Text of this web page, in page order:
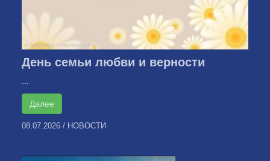
День семьи любви и верности
...
Далее
08.07.2026 / НОВОСТИ